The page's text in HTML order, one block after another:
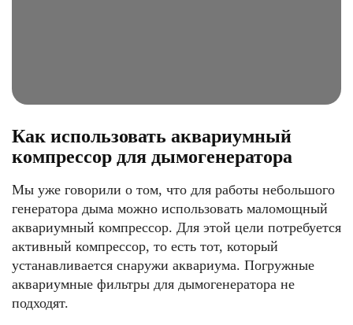
Как использовать аквариумный
компрессор для дымогенератора
Мы уже говорили о том, что для работы небольшого
генератора дыма можно использовать маломощный
аквариумный компрессор. Для этой цели потребуется
активный компрессор, то есть тот, который
устанавливается снаружи аквариума. Погружные
аквариумные фильтры для дымогенератора не
подходят.